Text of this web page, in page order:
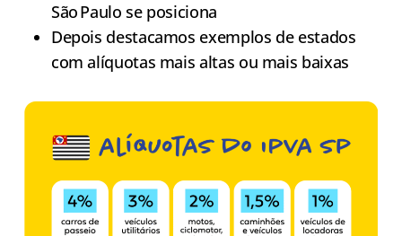
São Paulo se posiciona
Depois destacamos exemplos de estados
com alíquotas mais altas ou mais baixas